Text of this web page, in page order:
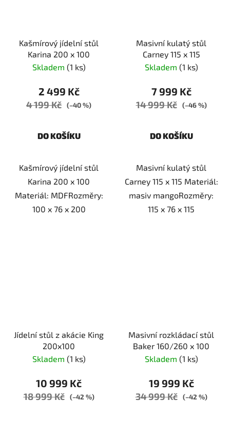
Kašmírový jídelní stůl
Karina 200 x 100
Skladem (1 ks)
2 499 Kč
4 199 Kč (–40 %)
DO KOŠÍKU
Kašmírový jídelní stůl
Karina 200 x 100
Materiál: MDFRozměry:
100 x 76 x 200
Masivní kulatý stůl
Carney 115 x 115
Skladem (1 ks)
7 999 Kč
14 999 Kč (–46 %)
DO KOŠÍKU
Masivní kulatý stůl
Carney 115 x 115 Materiál:
masiv mangoRozměry:
115 x 76 x 115
Jídelní stůl z akácie King
200x100
Skladem (1 ks)
10 999 Kč
18 999 Kč (–42 %)
Masivní rozkládací stůl
Baker 160/260 x 100
Skladem (1 ks)
19 999 Kč
34 999 Kč (–42 %)